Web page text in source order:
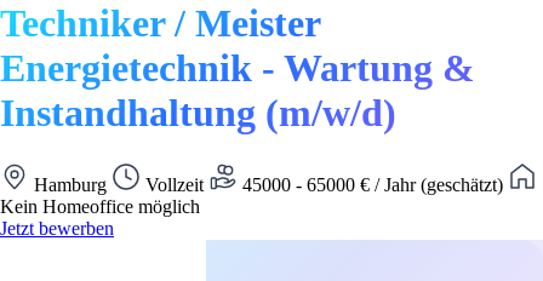
Techniker / Meister
Energietechnik - Wartung &
Instandhaltung (m/w/d)
Hamburg Vollzeit
45000 - 65000 € / Jahr (geschätzt)
Kein Homeoffice möglich
Jetzt bewerben